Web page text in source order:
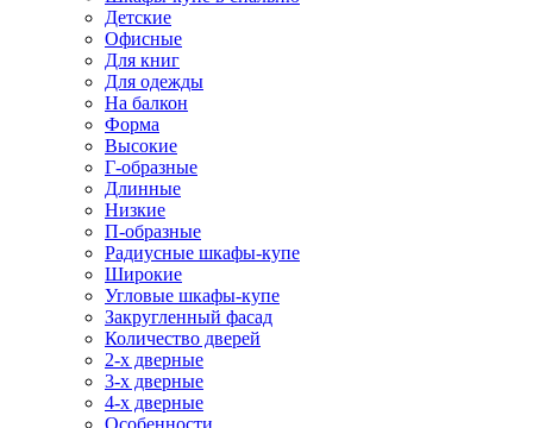
Детские
Офисные
Для книг
Для одежды
На балкон
Форма
Высокие
Г-образные
Длинные
Низкие
П-образные
Радиусные шкафы-купе
Широкие
Угловые шкафы-купе
Закругленный фасад
Количество дверей
2-х дверные
3-х дверные
4-х дверные
Особенности